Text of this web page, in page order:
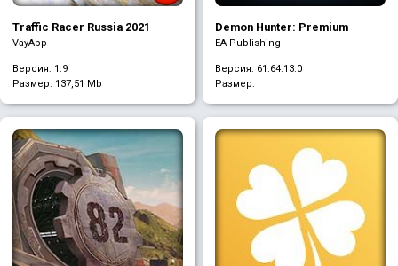
Traffic Racer Russia 2021
VayApp
Версия: 1.9
Размер: 137,51 Mb
Demon Hunter: Premium
EA Publishing
Версия: 61.64.13.0
Размер: